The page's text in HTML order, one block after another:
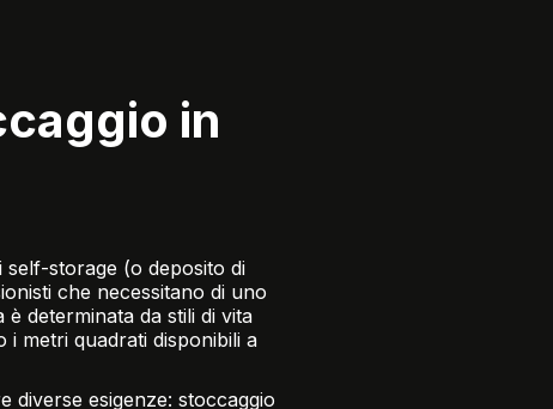
in
storage (o deposito di
che necessitano di uno
determinata da stili di vita
i metri quadrati disponibili a
diverse esigenze: stoccaggio